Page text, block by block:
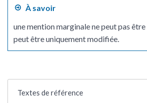
À savoir
une mention marginale ne peut pas
peut être uniquement modifiée.
Textes de référence